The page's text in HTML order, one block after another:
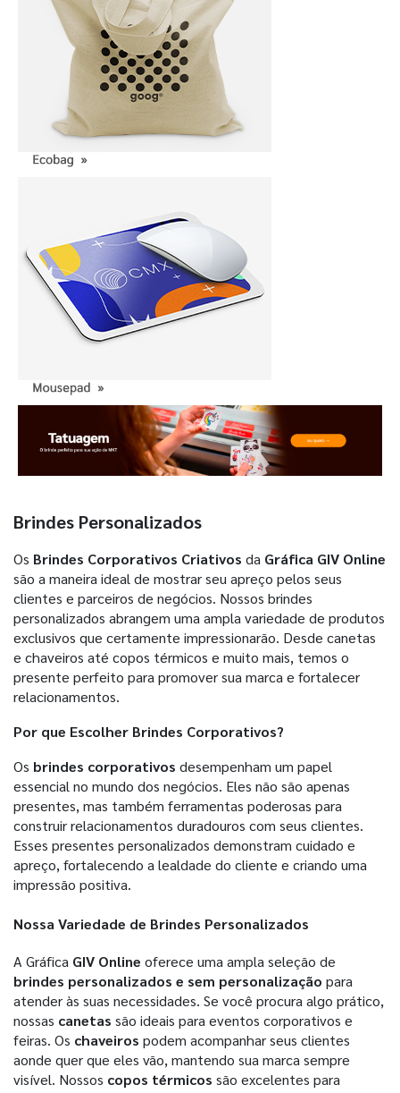
Brindes Personalizados
Os Brindes Corporativos Criativos da Gráfica GIV Online
são a maneira ideal de mostrar seu apreço pelos seus
clientes e parceiros de negócios. Nossos brindes
personalizados abrangem uma ampla variedade de produtos
exclusivos que certamente impressionarão. Desde canetas
e chaveiros até copos térmicos e muito mais, temos o
presente perfeito para promover sua marca e fortalecer
relacionamentos.
Por que Escolher Brindes Corporativos?
Os brindes corporativos desempenham um papel
essencial no mundo dos negócios. Eles não são apenas
presentes, mas também ferramentas poderosas para
construir relacionamentos duradouros com seus clientes.
Esses presentes personalizados demonstram cuidado e
apreço, fortalecendo a lealdade do cliente e criando uma
impressão positiva.
Nossa Variedade de Brindes Personalizados
A Gráfica GIV Online oferece uma ampla seleção de
brindes personalizados e sem personalização para
atender às suas necessidades. Se você procura algo prático,
nossas canetas são ideais para eventos corporativos e
feiras. Os chaveiros podem acompanhar seus clientes
aonde quer que eles vão, mantendo sua marca sempre
visível. Nossos copos térmicos são excelentes para